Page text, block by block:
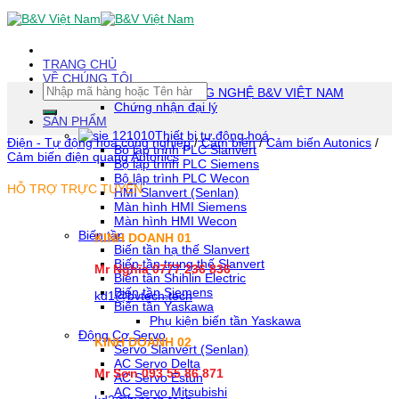
Skip
To
(tạm
dịch)
TRANG CHỦ
VỀ CHÚNG TÔI
CÔNG TY TNHH CÔNG NGHỆ B&V VIỆT NAM
Chứng nhận đại lý
SẢN PHẨM
Thiết bị tự động hoá
Bộ lập trình PLC Slanvert
Bộ lập trình PLC Siemens
Bộ lập trình PLC Wecon
HMI Slanvert (Senlan)
Màn hình HMI Siemens
Màn hình HMI Wecon
Biến tần
Biến tần hạ thế Slanvert
Biến tần trung thế Slanvert
Biến tần Shihlin Electric
Biến tần Siemens
Biến tần Yaskawa
Phụ kiện biến tần Yaskawa
Động Cơ Servo
Servo Slanvert (Senlan)
AC Servo Delta
AC Servo Estun
AC Servo Mitsubishi
Tìm
kiếm:
Điện - Tự động hóa công nghiệp / Cảm biến / Cảm biến Autonics /
Cảm biến điện quang Autonics
HỖ TRỢ TRỰC TUYẾN
KINH DOANH 01
Mr Nghĩa 0777 236 836
kd1@bvtech.tech
KINH DOANH 02
Mr Sơn093 55 86 871